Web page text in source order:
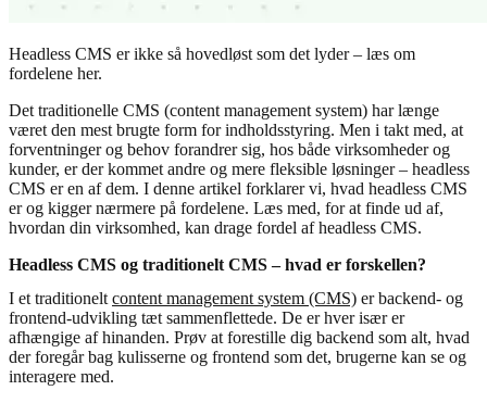
Headless CMS er ikke så hovedløst som det lyder – læs om
fordelene her.
Det traditionelle CMS (content management system) har længe
været den mest brugte form for indholdsstyring. Men i takt med, at
forventninger og behov forandrer sig, hos både virksomheder og
kunder, er der kommet andre og mere fleksible løsninger – headless
CMS er en af dem. I denne artikel forklarer vi, hvad headless CMS
er og kigger nærmere på fordelene. Læs med, for at finde ud af,
hvordan din virksomhed, kan drage fordel af headless CMS.
Headless CMS og traditionelt CMS – hvad er forskellen?
I et traditionelt content management system (CMS) er backend- og
frontend-udvikling tæt sammenflettede. De er hver især er
afhængige af hinanden. Prøv at forestille dig backend som alt, hvad
der foregår bag kulisserne og frontend som det, brugerne kan se og
interagere med.